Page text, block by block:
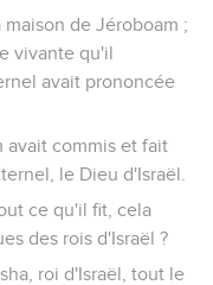
de Jéroboam ;
vivante qu'il
avait prononcée
avait commis et fait
le Dieu d'Israël.
ce qu'il fit, cela
des rois d'Israël ?
roi d'Israël, tout le